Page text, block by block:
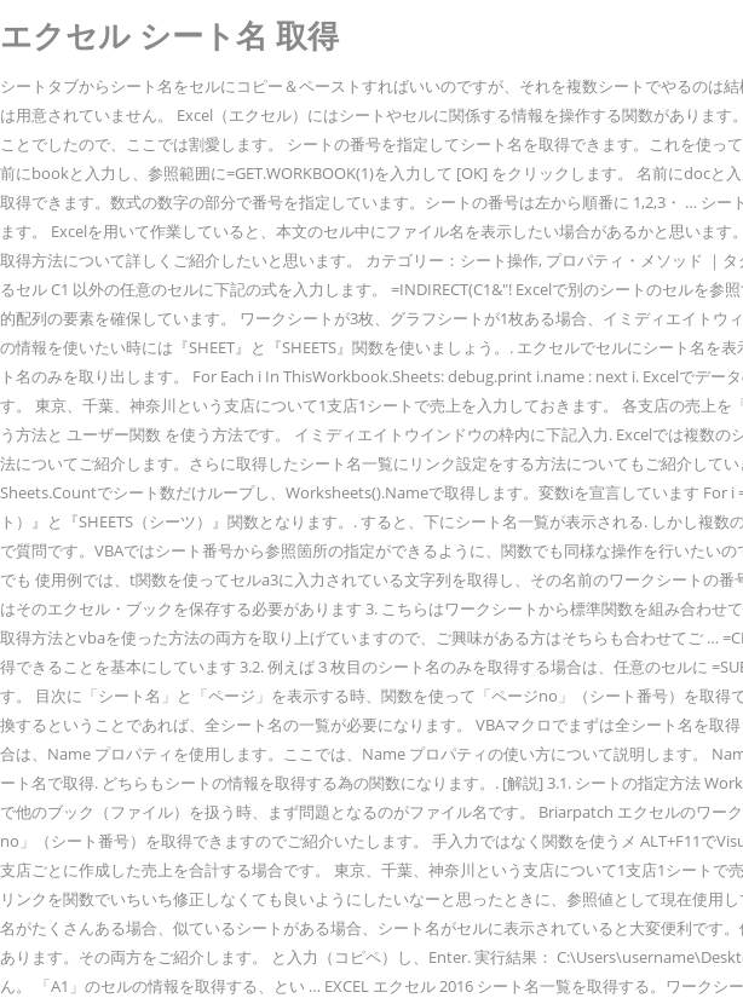
エクセル シート名 取得
シートタブからシート名をセルにコピー＆ペーストすればいいのですが、それを複数シートでやるのは
は用意されていません。 Excel（エクセル）にはシートやセルに関係する情報を操作する関数がありま
ことでしたので、ここでは割愛します。 シートの番号を指定してシート名を取得できます。これを使
前にbookと入力し、参照範囲に=GET.WORKBOOK(1)を入力して [OK] をクリックします。 名前にdoc
取得できます。数式の数字の部分で番号を指定しています。シートの番号は左から順番に 1,2,3・ … シ
ます。 Excelを用いて作業していると、本文のセル中にファイル名を表示したい場合があるかと思いま
取得方法について詳しくご紹介したいと思います。 カテゴリー：シート操作, プロパティ・メソッド ｜
るセル C1 以外の任意のセルに下記の式を入力します。 =INDIRECT(C1&"! Excelで別のシートのセルを
的配列の要素を確保しています。 ワークシートが3枚、グラフシートが1枚ある場合、イミディエイト
の情報を使いたい時には『SHEET』と『SHEETS』関数を使いましょう。. エクセルでセルにシート名
ト名のみを取り出します。 For Each i In ThisWorkbook.Sheets: debug.print i.name : next i. Excelでデ
す。 東京、千葉、神奈川という支店について1支店1シートで売上を入力しておきます。 各支店の売上
う方法と ユーザー関数 を使う方法です。 イミディエイトウインドウの枠内に下記入力. Excelでは複数
法についてご紹介します。さらに取得したシート名一覧にリンク設定をする方法についてもご紹介して
Sheets.Countでシート数だけループし、Worksheets().Nameで取得します。変数iを宣言しています For
ト）』と『SHEETS（シーツ）』関数となります。. すると、下にシート名一覧が表示される. しかし複
で質問です。VBAではシート番号から参照箇所の指定ができるように、関数でも同様な操作を行いた
でも 使用例では、t関数を使ってセルa3に入力されている文字列を取得し、その名前のワークシートの
はそのエクセル・ブックを保存する必要があります 3. こちらはワークシートから標準関数を組み合わ
取得方法とvbaを使った方法の両方を取り上げていますので、ご興味がある方はそちらも合わせてご …
得できることを基本にしています 3.2. 例えば３枚目のシート名のみを取得する場合は、任意のセルに
す。 目次に「シート名」と「ページ」を表示する時、関数を使って「ページno」（シート番号）を取
換するということであれば、全シート名の一覧が必要になります。 VBAマクロでまずは全シート名を取
合は、Name プロパティを使用します。ここでは、Name プロパティの使い方について説明します。
ート名で取得. どちらもシートの情報を取得する為の関数になります。. [解説] 3.1. シートの指定方法
で他のブック（ファイル）を扱う時、まず問題となるのがファイル名です。 Briarpatch エクセルのワ
no」（シート番号）を取得できますのでご紹介いたします。 手入力ではなく関数を使うメ ALT+F11で
支店ごとに作成した売上を合計する場合です。 東京、千葉、神奈川という支店について1支店1シート
リンクを関数でいちいち修正しなくても良いようにしたいなーと思ったときに、参照値として現在使
名がたくさんある場合、似ているシートがある場合、シート名がセルに表示されていると大変便利で
あります。その両方をご紹介します。 と入力（コピペ）し、Enter. 実行結果：
ん。 「A1」のセルの情報を取得する、とい … EXCEL エクセル 2016 シート名一覧を取得する。ワーク